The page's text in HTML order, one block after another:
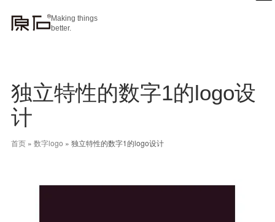
Making things
better.
独立特性的数字1的logo设
计
首页 » 数字logo » 独立特性的数字1的logo设计